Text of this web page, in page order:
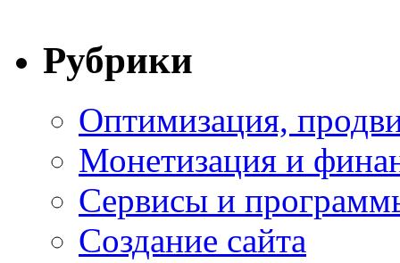
Рубрики
Оптимизация,
Монетизация и
Сервисы и
Создание сайта